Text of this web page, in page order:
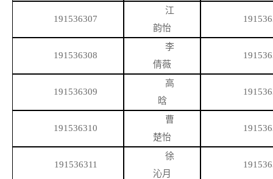
191536307
江
韵怡
191536308
李
倩薇
191536309
高
晗
191536310
曹
楚怡
191536311
徐
沁月